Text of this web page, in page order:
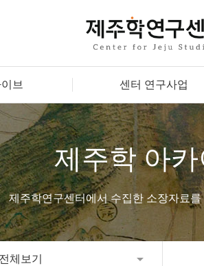
브 센터 연구사업
제주학 아
제주학연구센터에서 수집한 소장자료
전체보기